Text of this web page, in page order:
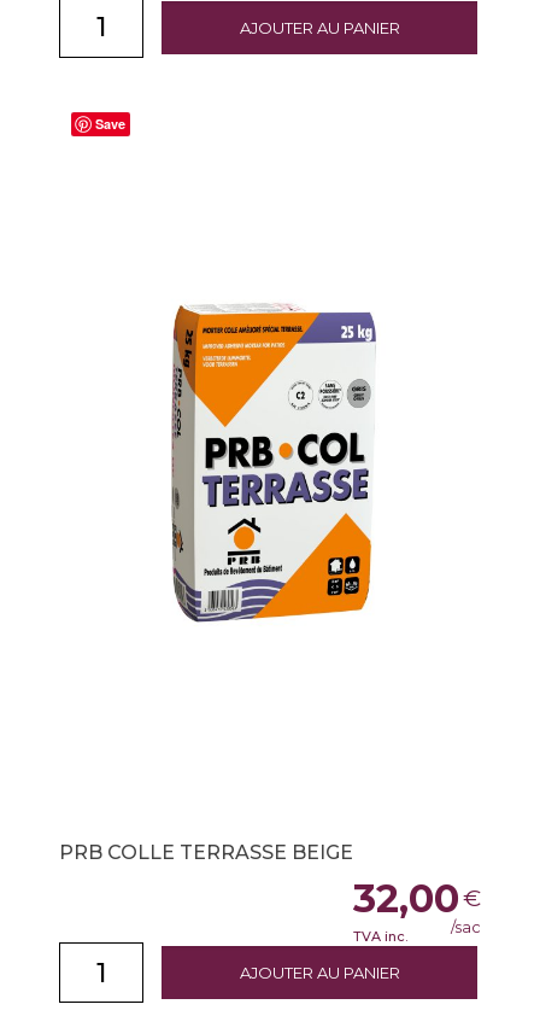
AJOUTER AU PANIER
Save
PRB COLLE TERRASSE BEIGE
AJOUTER AU PANIER
32,00€
TVA inc. /sac